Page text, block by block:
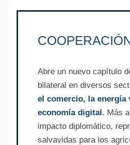
Abre un nuevo capítulo
bilateral en diversos
el comercio, la energía
economía digital. Más
impacto diplomático,
salvavidas para los